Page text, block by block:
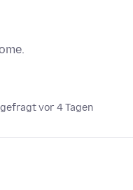
gefragt vor 4 Tagen